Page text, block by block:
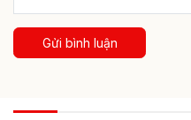
Gửi bình luận